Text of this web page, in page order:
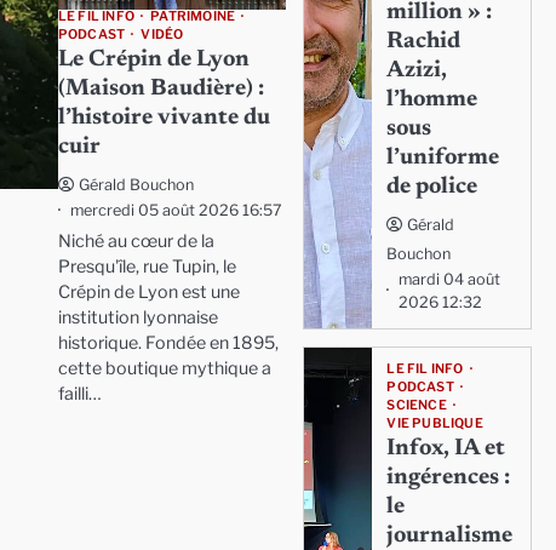
LE FIL INFO
PATRIMOINE
PODCAST
VIDÉO
Le Crépin de Lyon
(Maison Baudière) :
l’histoire vivante du
cuir
Gérald Bouchon
mercredi 05 août 2026 16:57
Niché au cœur de la
Presqu'île, rue Tupin, le
Crépin de Lyon est une
institution lyonnaise
historique. Fondée en 1895,
cette boutique mythique a
failli…
million » :
Rachid
Azizi,
l’homme
sous
l’uniforme
de police
Gérald
Bouchon
mardi 04 août
2026 12:32
LE FIL INFO
PODCAST
SCIENCE
VIE PUBLIQUE
Infox, IA et
ingérences :
le
journalisme